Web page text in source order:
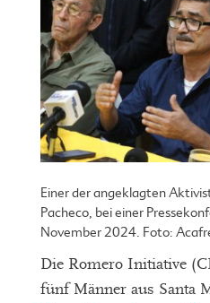
Einer der angeklagten
Pacheco, bei einer
November 2024. Foto:
Die Romero Initiative
fünf Männer aus Santa